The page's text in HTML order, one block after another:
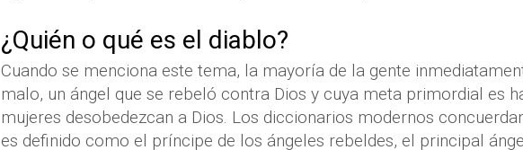
¿Quién o qué es el diablo?
Cuando se menciona este tema, la mayoría de la gente
malo, un ángel que se rebeló contra Dios y cuya meta primordial es
mujeres desobedezcan a Dios. Los diccionarios modernos
es definido como el príncipe de los ángeles rebeldes, el principal